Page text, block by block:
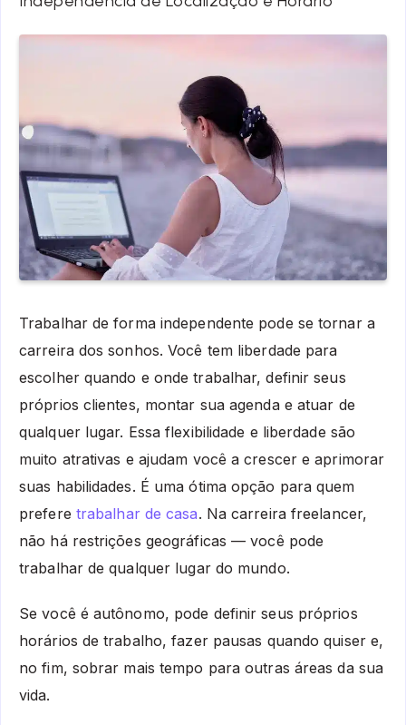
Trabalhar de forma independente pode se tornar a
carreira dos sonhos. Você tem liberdade para
escolher quando e onde trabalhar, definir seus
próprios clientes, montar sua agenda e atuar de
qualquer lugar. Essa flexibilidade e liberdade são
muito atrativas e ajudam você a crescer e aprimorar
suas habilidades. É uma ótima opção para quem
prefere trabalhar de casa. Na carreira freelancer,
não há restrições geográficas — você pode
trabalhar de qualquer lugar do mundo.
Se você é autônomo, pode definir seus próprios
horários de trabalho, fazer pausas quando quiser e,
no fim, sobrar mais tempo para outras áreas da sua
vida.